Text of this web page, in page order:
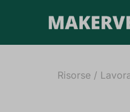
Risorse/